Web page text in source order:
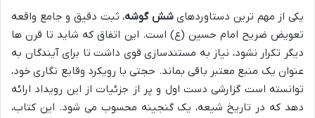
یکی از مهم ترین دستاوردهایشش گوشه، ثبت دقیق و جامع واقعه
تعویض ضریح امام حسین (ع) است. این اتفاق که شاید تا قرن ها
دیگر تکرار نشود، نیاز به مستندسازی قوی داشت تا برای آیندگان به
عنوان یک منبع معتبر باقی بماند. حجتی با رویکرد وقایع نگاری خود،
توانسته است گزارشی دست اول و پر از جزئیات از این رویداد ارائه
دهد که در تاریخ شیعه، یک گنجینه محسوب می شود. این کتاب،